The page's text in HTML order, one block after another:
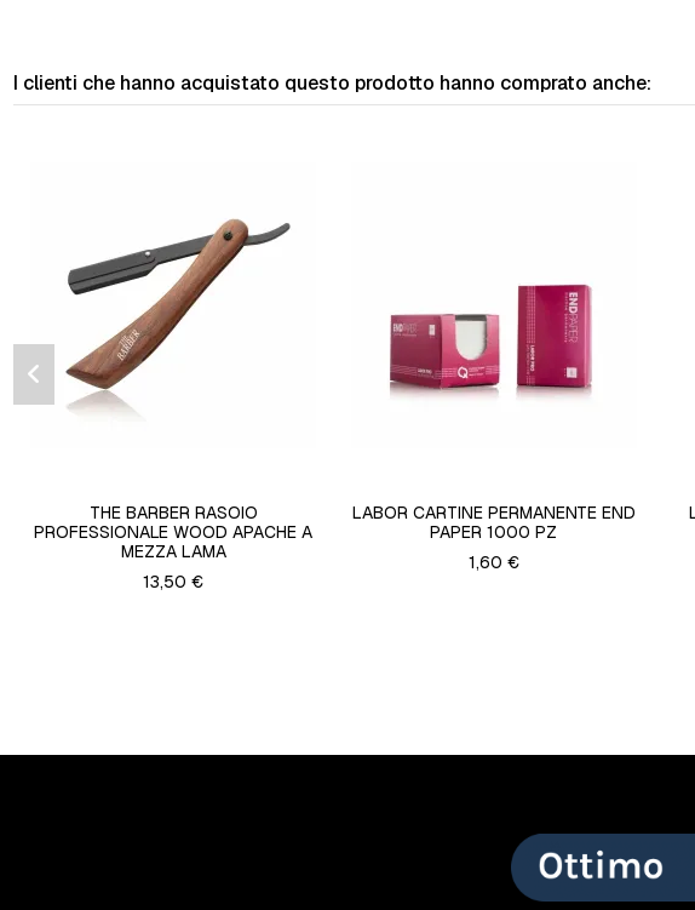
I clienti che hanno acquistato questo prodotto hanno comprato anche:
THE BARBER RASOIO
PROFESSIONALE WOOD APACHE A
MEZZA LAMA
13,50 €
LABOR CARTINE PERMANENTE END
PAPER 1000 PZ
1,60 €